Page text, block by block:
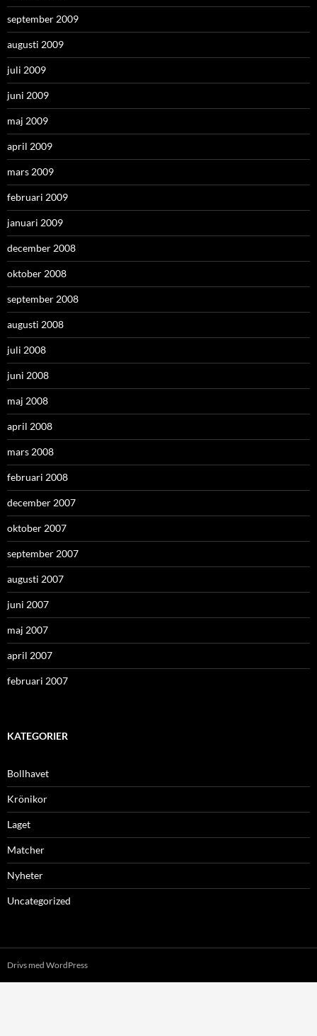
september 2009
augusti 2009
juli 2009
juni 2009
maj 2009
april 2009
mars 2009
februari 2009
januari 2009
december 2008
oktober 2008
september 2008
augusti 2008
juli 2008
juni 2008
maj 2008
april 2008
mars 2008
februari 2008
december 2007
oktober 2007
september 2007
augusti 2007
juni 2007
maj 2007
april 2007
februari 2007
KATEGORIER
Bollhavet
Krönikor
Laget
Matcher
Nyheter
Uncategorized
Drivs med WordPress